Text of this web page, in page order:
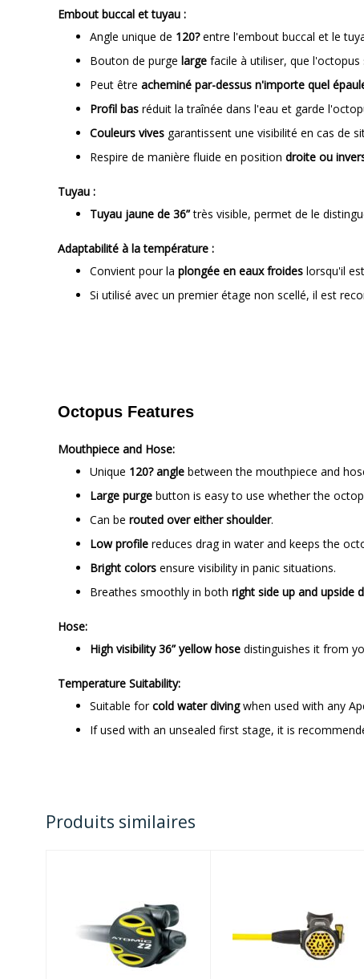
Embout buccal et tuyau :
Angle unique de 120?entre l'embout buccal et le
Bouton de purge largefacile à utiliser, que
Peut être acheminé par-dessus n'importe quel
Profil basréduit la traînée dans l'eau et garde
Couleurs vivesgarantissent une visibilité en cas de
Respire de manière fluide en position droite ou
Tuyau :
Tuyau jaune de 36”très visible, permet de le
Adaptabilité à la température :
Convient pour la plongée en eaux froideslorsqu'il
Si utilisé avec un premier étage non scellé, il est
Octopus Features
Mouthpiece and Hose:
Unique 120? anglebetween the mouthpiece and
Large purgebutton is easy to use whether the
Can be routed over either shoulder.
Low profilereduces drag in water and keeps the
Bright colorsensure visibility in panic situations.
Breathes smoothly in both right side up and upside
Hose:
High visibility 36” yellow hosedistinguishes it from
Temperature Suitability:
Suitable forcold water divingwhen used with any
If used with an unsealed first stage, it is
Produits similaires
Z2 Octopus, 36"
hose, Yellow
150LX
OCTOPUS